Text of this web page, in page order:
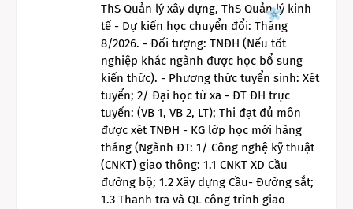
ThS Quản lý xây dựng, ThS Quản lý kinh
tế - Dự kiến học chuyển đổi: Tháng
8/2026. - Đối tượng: TNĐH (Nếu tốt
nghiệp khác ngành được học bổ sung
kiến thức). - Phương thức tuyển sinh: Xét
tuyển; 2/ Đại học từ xa - ĐT ĐH trực
tuyến: (VB 1, VB 2, LT); Thi đạt đủ môn
được xét TNĐH - KG lớp học mới hàng
tháng (Ngành ĐT: 1/ Công nghệ kỹ thuật
(CNKT) giao thông: 1.1 CNKT XD Cầu
đường bộ; 1.2 Xây dựng Cầu- Đường sắt;
1.3 Thanh tra và QL công trình giao